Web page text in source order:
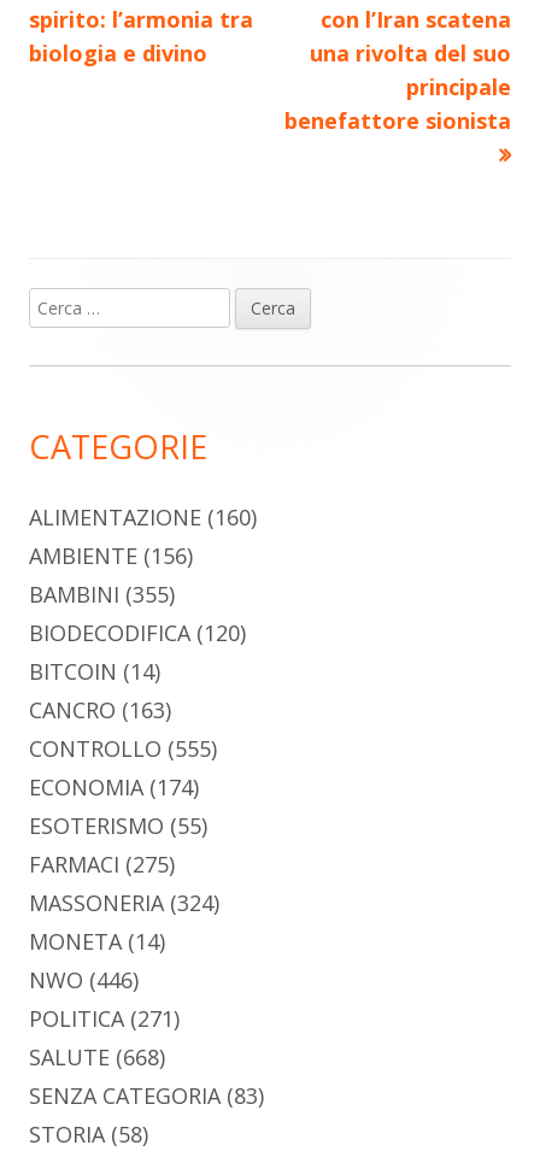
articoli
articolo:
spirito: l’armonia tra
biologia e divino
articolo:
con l’Iran scatena
una rivolta del suo
principale
benefattore sionista
Barra
laterale
Ricerca
per:
CATEGORIE
ALIMENTAZIONE (160)
AMBIENTE (156)
BAMBINI (355)
BIODECODIFICA(120)
BITCOIN (14)
CANCRO (163)
CONTROLLO (555)
ECONOMIA(174)
ESOTERISMO (55)
FARMACI (275)
MASSONERIA(324)
MONETA(14)
NWO (446)
POLITICA(271)
SALUTE (668)
SENZA CATEGORIA(83)
STORIA(58)